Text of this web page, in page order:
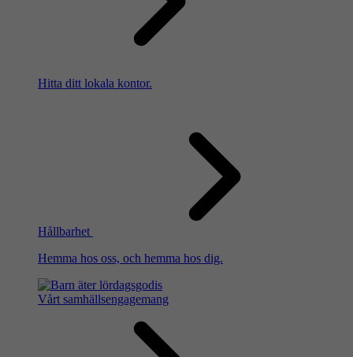
Hitta ditt lokala kontor.
Hållbarhet
Hemma hos oss, och hemma hos dig.
Vårt samhällsengagemang